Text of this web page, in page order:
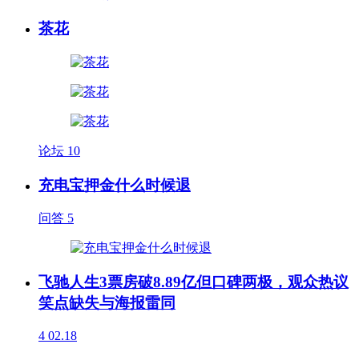
茶花
论坛 10
充电宝押金什么时候退
问答 5
飞驰人生3票房破8.89亿但口碑两极，观众热议
笑点缺失与海报雷同
4 02.18